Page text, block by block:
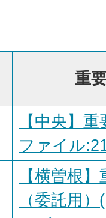
重
【中央】
ファイル
【横曽根
（委託用